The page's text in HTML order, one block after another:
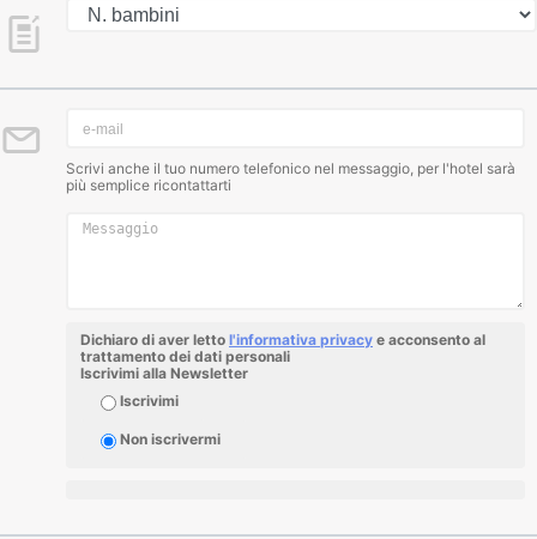
Scrivi anche il tuo numero telefonico nel messaggio, per l'hotel sarà
più semplice ricontattarti
Dichiaro di aver letto l'informativa privacy e acconsento al
trattamento dei dati personali
Iscrivimi alla Newsletter
Iscrivimi
Non iscrivermi